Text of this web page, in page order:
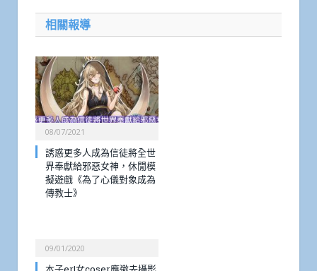
相關報導
08/07/2021
誘惑更多人成為信徒將全世
界奉獻給邪惡女神，休閒模
擬遊戲《為了心儀對象成為
傳教士》
09/01/2020